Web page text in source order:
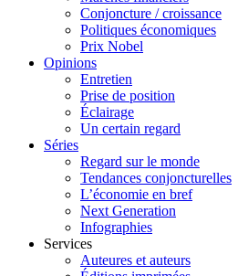
Conjoncture / croissance
Politiques économiques
Prix Nobel
Opinions
Entretien
Prise de position
Éclairage
Un certain regard
Séries
Regard sur le monde
Tendances conjoncturelles
L’économie en bref
Next Generation
Infographies
Services
Auteures et auteurs